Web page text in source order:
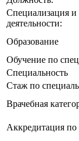
Специализация и
деятельности:
Образование
Обучение по
Специальность
Стаж по
Врачебная
Аккредитация по